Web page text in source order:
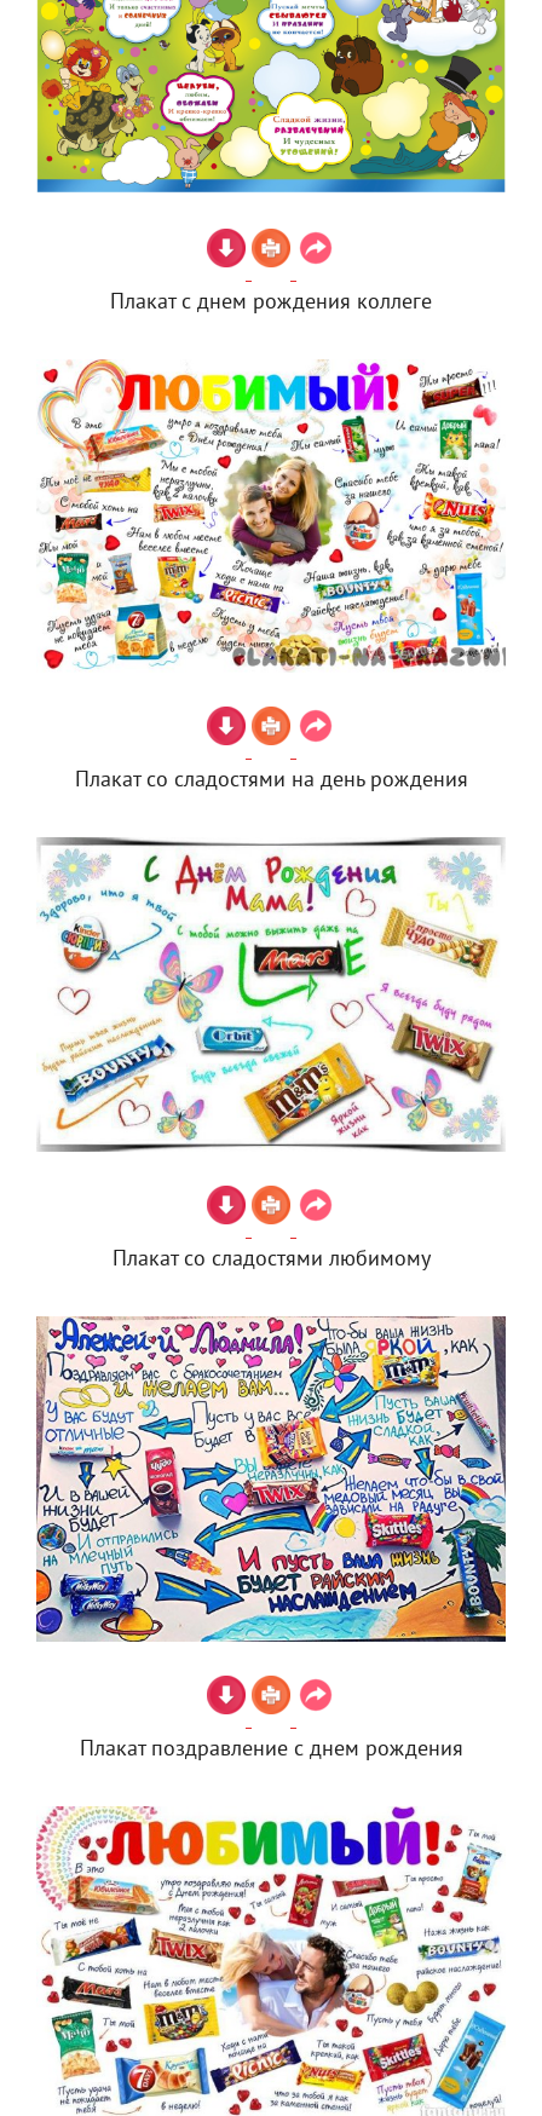
Плакат с днем рождения коллеге
Плакат со сладостями на день рождения
Плакат со сладостями любимому
Плакат поздравление с днем рождения